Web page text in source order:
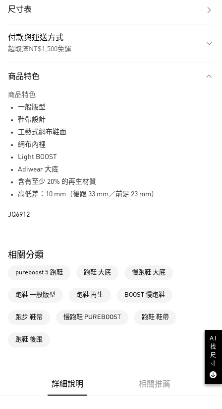
尺寸表
付款與運送方式
超取滿NT$1,500免運
LINE Pay
全家取貨付款
每筆NT$80，滿NT$1,500(含以上)免運費
付款後全家取貨
每筆NT$80，滿NT$1,500(含以上)免運費
付款後萊爾富取貨
每筆NT$80，滿NT$1,500(含以上)免運費
付款後7-11取貨
每筆NT$80，滿NT$1,500(含以上)免運費
商品特色
商品特色
一般版型
鞋帶設計
工藝式網布鞋面
網布內裡
Light BOOST
Adiwear 大底
含有至少 20% 的再生材質
高低差：10 mm（後跟 33 mm／前足 23 mm）
JQ6912
相關分類
pureboost 5 跑鞋 跑鞋 大底 慢跑鞋 大底
跑鞋 一般版型 跑鞋 再生 BOOST 慢跑鞋
跑步 鞋帶 慢跑鞋 PUREBOOST 跑鞋 鞋帶
跑鞋 後跟
詳細說明 相關推薦
AI
找
尺
寸